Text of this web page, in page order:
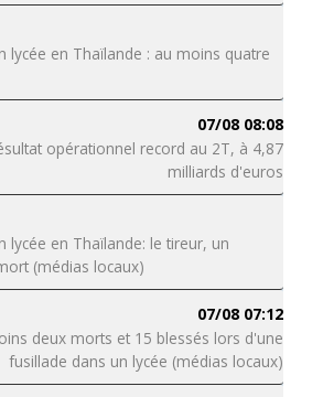
lycée en Thaïlande : au moins quatre
07/08 08:08
opérationnel record au 2T, à 4,87
milliards d'euros
lycée en Thaïlande: le tireur, un
(médias locaux)
07/08 07:12
deux morts et 15 blessés lors d'une
fusillade dans un lycée (médias locaux)